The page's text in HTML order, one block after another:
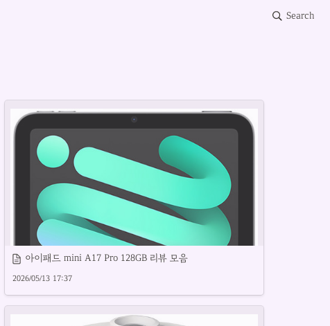
Search
아이패드 mini A17 Pro 128GB 리뷰 모음
2026/05/13 17:37